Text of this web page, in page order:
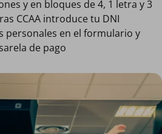
y en bloques de 4, 1 letra y 3
CCAA introduce tu DNI
personales en el formulario y
de pago